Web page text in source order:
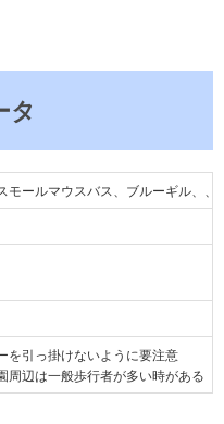
タ
モールマウスバス、ブルーギル、
を引っ掛けないように要注意
周辺は一般歩行者が多い時がある